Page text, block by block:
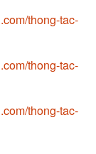
thong-tac-
thong-tac-
thong-tac-